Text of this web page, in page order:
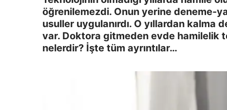
öğrenilemezdi. Onun yerine deneme-
usuller uygulanırdı. O yıllardan
var. Doktora gitmeden evde hamilelik
nelerdir? İşte tüm ayrıntılar…